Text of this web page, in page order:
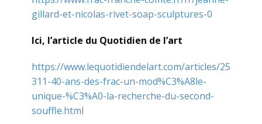
gillard-et-nicolas-rivet-soap-sculptures-0
Ici, l’article du Quotidien de l’art
https://www.lequotidiendelart.com/articles/25
311-40-ans-des-frac-un-mod%C3%A8le-
unique-%C3%A0-la-recherche-du-second-
souffle.html